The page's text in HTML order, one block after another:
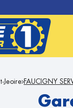
Jeoire FAUCIGNY